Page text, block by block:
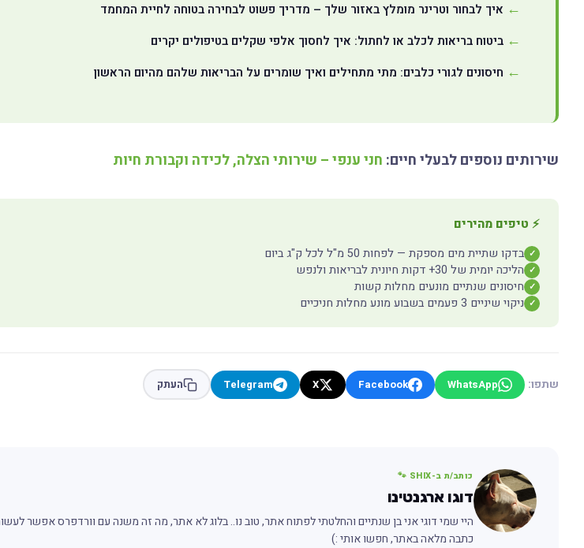
איך לבחור וטרינר מומלץ באזור שלך – מדריך פשוט לבחירה בטוחה לחיית המחמד
ביטוח בריאות לכלב או לחתול: איך לחסוך אלפי שקלים בטיפולים יקרים
חיסונים לגורי כלבים: מתי מתחילים ואיך שומרים על הבריאות שלהם מהיום הראשון
שירותים נוספים לבעלי חיים: חני ענפי – שירותי הצלה, לכידה וקבורת חיות
⚡ טיפים מהירים
✓ בדקו שתיית מים מספקת — לפחות 50 מ"ל לכל ק"ג ביום
✓ הליכה יומית של 30+ דקות חיונית לבריאות ולנפש
✓ חיסונים שנתיים מונעים מחלות קשות
✓ ניקוי שיניים 3 פעמים בשבוע מונע מחלות חניכיים
שתפו: WhatsApp
Facebook
X
Telegram העתק
כותב/ת ב-SHIX 🐾
דוגו ארגנטינו
היי שמי דוגי אני בן שנתיים והחלטתי לפתוח אתר, טוב נו.. בלוג לא אתר, מה זה משנה עם וורדפרס אפשר
כתבה מלאה באתר, חפשו אותי :)